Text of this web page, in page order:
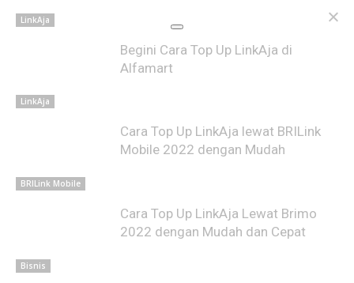
LinkAja
LinkAja
Begini Cara Top Up LinkAja di
Alfamart
BRILink Mobile
Cara Top Up LinkAja lewat BRILink
Mobile 2022 dengan Mudah
Bisnis
Cara Top Up LinkAja Lewat Brimo
2022 dengan Mudah dan Cepat